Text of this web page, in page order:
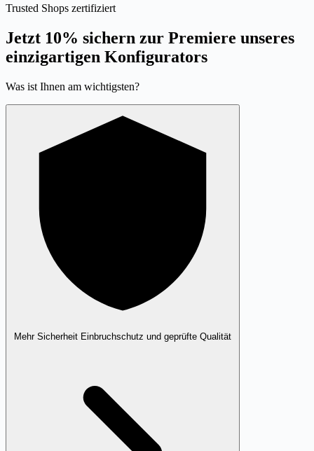
Trusted Shops zertifiziert
Jetzt 10% sichern zur Premiere unseres
einzigartigen Konfigurators
Was ist Ihnen am wichtigsten?
Mehr Sicherheit Einbruchschutz und geprüfte Qualität